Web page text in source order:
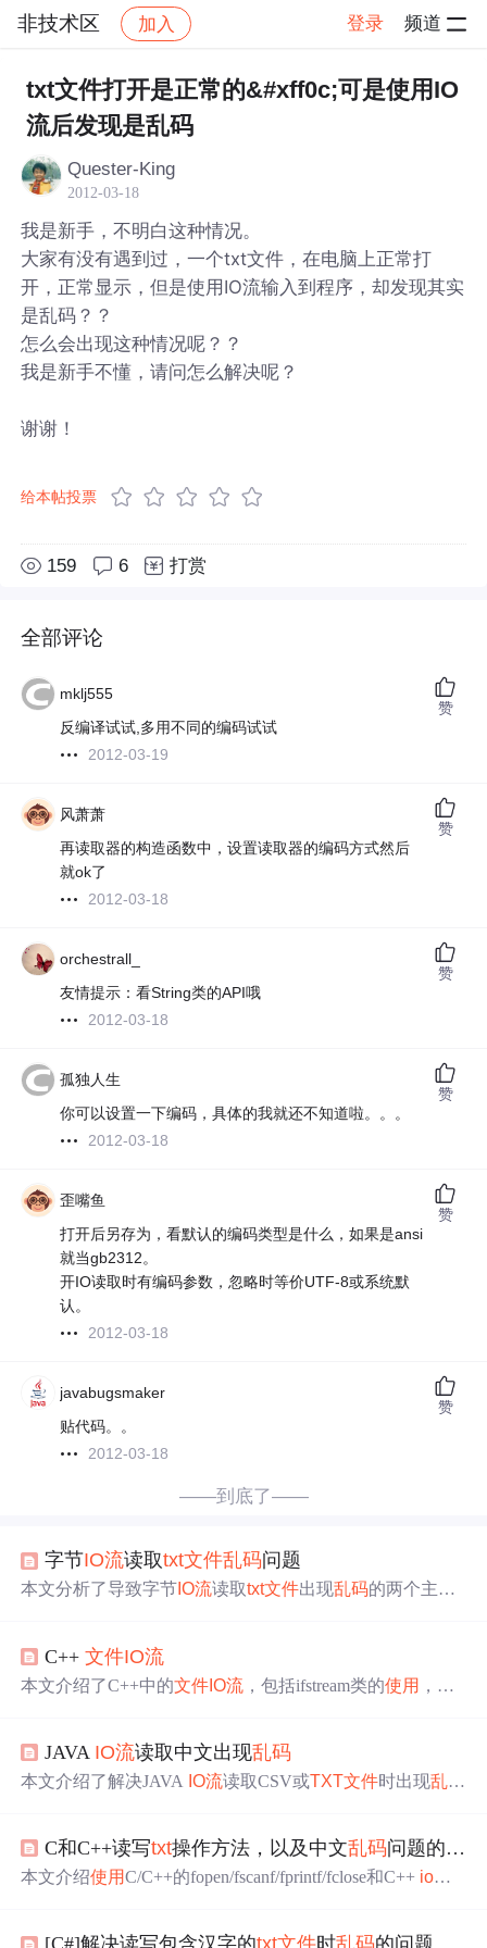
非技术区 加入 登录 频道
社区 非技术区 帖子详情
txt文件打开是正常的&#xff0c;可是使用IO
流后发现是乱码
Quester-King
2012-03-18
我是新手，不明白这种情况。
大家有没有遇到过，一个txt文件，在电脑上正常打
开，正常显示，但是使用IO流输入到程序，却发现其实
是乱码？？
怎么会出现这种情况呢？？
我是新手不懂，请问怎么解决呢？
谢谢！
给本帖投票
159 6 打赏
全部评论
mklj555
反编译试试,多用不同的编码试试
2012-03-19
赞
风萧萧
再读取器的构造函数中，设置读取器的编码方式然后
就ok了
2012-03-18
赞
orchestrall_
友情提示：看String类的API哦
2012-03-18
赞
孤独人生
你可以设置一下编码，具体的我就还不知道啦。。。
2012-03-18
赞
歪嘴鱼
打开后另存为，看默认的编码类型是什么，如果是ansi
就当gb2312。
开IO读取时有编码参数，忽略时等价UTF-8或系统默
认。
2012-03-18
赞
javabugsmaker
贴代码。。
2012-03-18
赞
——到底了——
字节IO流读取txt文件乱码问题
本文分析了导致字节 IO流读取txt文件出现乱码的两个主要
的文本时使用 字符流代替字节流。提供了代码示例进行说
明。
C++文件IO流
本文介绍了C++中的文件 IO流 ，包括ifstream类的使用 ，如
符 乱码问题提出了解决方案。
JAVA IO流读取中文出现乱码
本文介绍了解决JAVA IO流读取CSV或TXT文件时出现乱码
C和C++读写txt操作方法，以及中文乱码问题的解决
本文介绍使用C/C++的fopen/fscanf/fprintf/fclose和C++ io流